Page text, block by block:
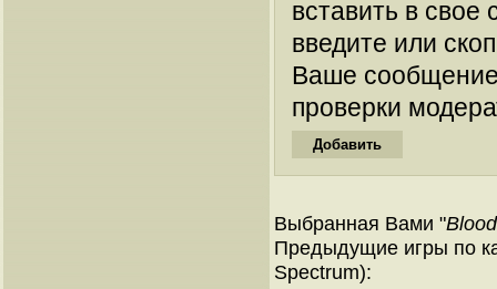
вставить в
введите или
Ваше
проверки
Выбранная Вами "
Предыдущие игры по
Spectrum):